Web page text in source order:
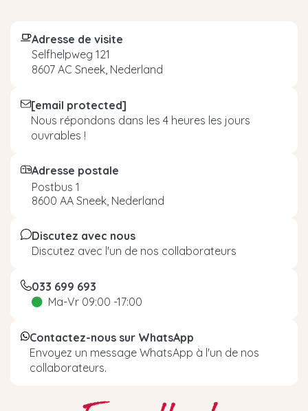
Adresse de visite
Selfhelpweg 121
8607 AC Sneek, Nederland
[email protected]
Nous répondons dans les 4 heures les jours
ouvrables !
Adresse postale
Postbus 1
8600 AA Sneek, Nederland
Discutez avec nous
Discutez avec l'un de nos collaborateurs
033 699 693
Ma-Vr 09:00 -17:00
Contactez-nous sur WhatsApp
Envoyez un message WhatsApp à l'un de nos
collaborateurs.